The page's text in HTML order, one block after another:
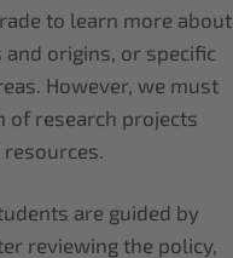
to learn more about
origins, or specific
However, we must
of research projects
are guided by
reviewing the policy,